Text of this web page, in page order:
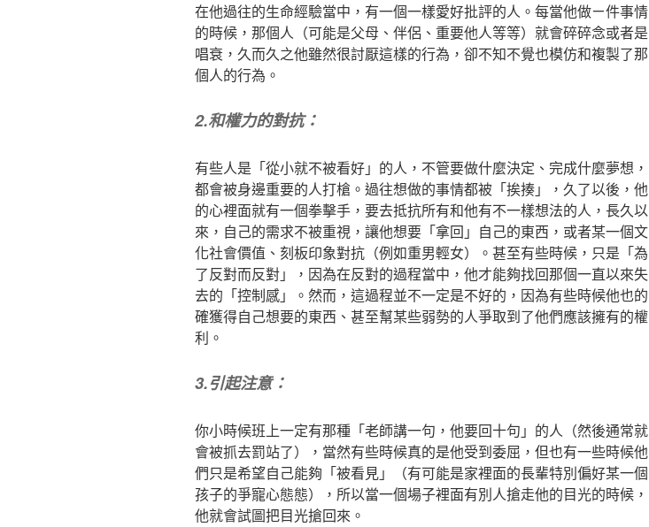
在他過往的生命經驗當中，有一個一樣愛好批評的人。每當他做ㄧ件事情
的時候，那個人（可能是父母、伴侶、重要他人等等）就會碎碎念或者是
唱衰，久而久之他雖然很討厭這樣的行為，卻不知不覺也模仿和複製了那
個人的行為。
2.和權力的對抗：
有些人是「從小就不被看好」的人，不管要做什麼決定、完成什麼夢想，
都會被身邊重要的人打槍。過往想做的事情都被「挨揍」，久了以後，他
的心裡面就有一個拳擊手，要去抵抗所有和他有不一樣想法的人，長久以
來，自己的需求不被重視，讓他想要「拿回」自己的東西，或者某一個文
化社會價值、刻板印象對抗（例如重男輕女）。甚至有些時候，只是「為
了反對而反對」，因為在反對的過程當中，他才能夠找回那個一直以來失
去的「控制感」。然而，這過程並不一定是不好的，因為有些時候他也的
確獲得自己想要的東西、甚至幫某些弱勢的人爭取到了他們應該擁有的權
利。
3.引起注意：
你小時候班上一定有那種「老師講一句，他要回十句」的人（然後通常就
會被抓去罰站了），當然有些時候真的是他受到委屈，但也有一些時候他
們只是希望自己能夠「被看見」（有可能是家裡面的長輩特別偏好某一個
孩子的爭寵心態態），所以當一個場子裡面有別人搶走他的目光的時候，
他就會試圖把目光搶回來。